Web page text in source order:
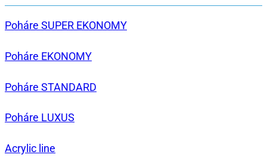
Poháre SUPER EKONOMY
Poháre EKONOMY
Poháre STANDARD
Poháre LUXUS
Acrylic line